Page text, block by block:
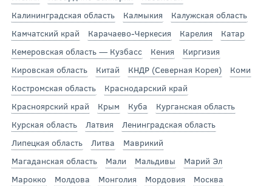
Калининградская область
Калмыкия
Калужская область
Камчатский край
Карачаево-Черкесия Карелия
Катар
Кемеровская область — Кузбасс
Кения
Киргизия
Кировская область
Китай КНДР (Северная Корея)
Коми
Костромская область
Краснодарский край
Красноярский край
Крым Куба
Курганская область
Курская область
Латвия
Ленинградская область
Липецкая область
Литва
Маврикий
Магаданская область
Мали Мальдивы
Марий Эл
Марокко
Молдова Монголия Мордовия
Москва